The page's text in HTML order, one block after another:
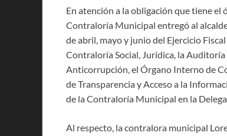
En atención a la obligación que tiene
Contraloría Municipal entregó al
de abril, mayo y junio del Ejercicio
Contraloría Social, Jurídica, la
Anticorrupción, el Órgano Interno de
de Transparencia y Acceso a la
de la Contraloría Municipal en la
Al respecto, la contralora municipal